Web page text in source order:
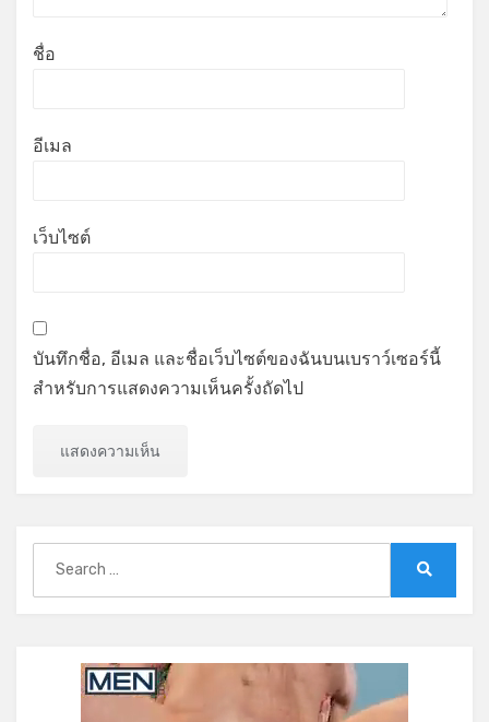
ชื่อ
อีเมล
เว็บไซต์
บันทึกชื่อ, อีเมล และชื่อเว็บไซต์ของฉันบนเบราว์เซอร์นี้
สำหรับการแสดงความเห็นครั้งถัดไป
for: